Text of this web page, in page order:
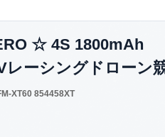
☆ 4S 1800mAh
レーシングドローン
XT60 854458XT